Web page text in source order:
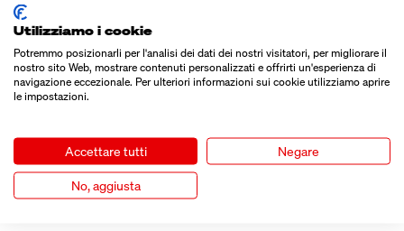
Utilizziamo i cookie
Potremmo posizionarli per l'analisi dei dati dei nostri visitatori, per migliorare il
nostro sito Web, mostrare contenuti personalizzati e offrirti un'esperienza di
navigazione eccezionale. Per ulteriori informazioni sui cookie utilizziamo aprire
le impostazioni.
Accettare tutti Negare
No, aggiusta